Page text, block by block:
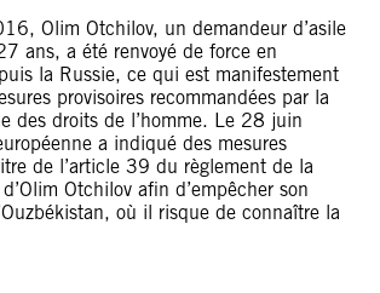
Olim Otchilov, un demandeur d’asile
ans, a été renvoyé de force en
la Russie, ce qui est manifestement
provisoires recommandées par la
des droits de l’homme. Le 28 juin
a indiqué des mesures
de l’article 39 du règlement de la
Otchilov afin d’empêcher son
où il risque de connaître la